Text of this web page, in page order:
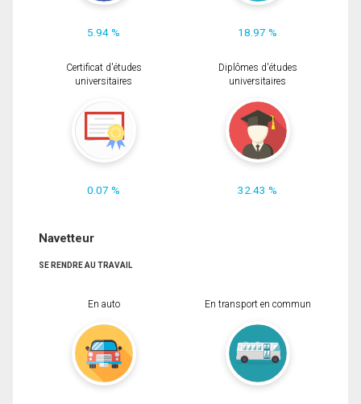
5.94 % 18.97 %
Certificat d'études
universitaires
0.07 %
Diplômes d'études
universitaires
32.43 %
Navetteur
SE RENDRE AU TRAVAIL
En auto En transport en commun